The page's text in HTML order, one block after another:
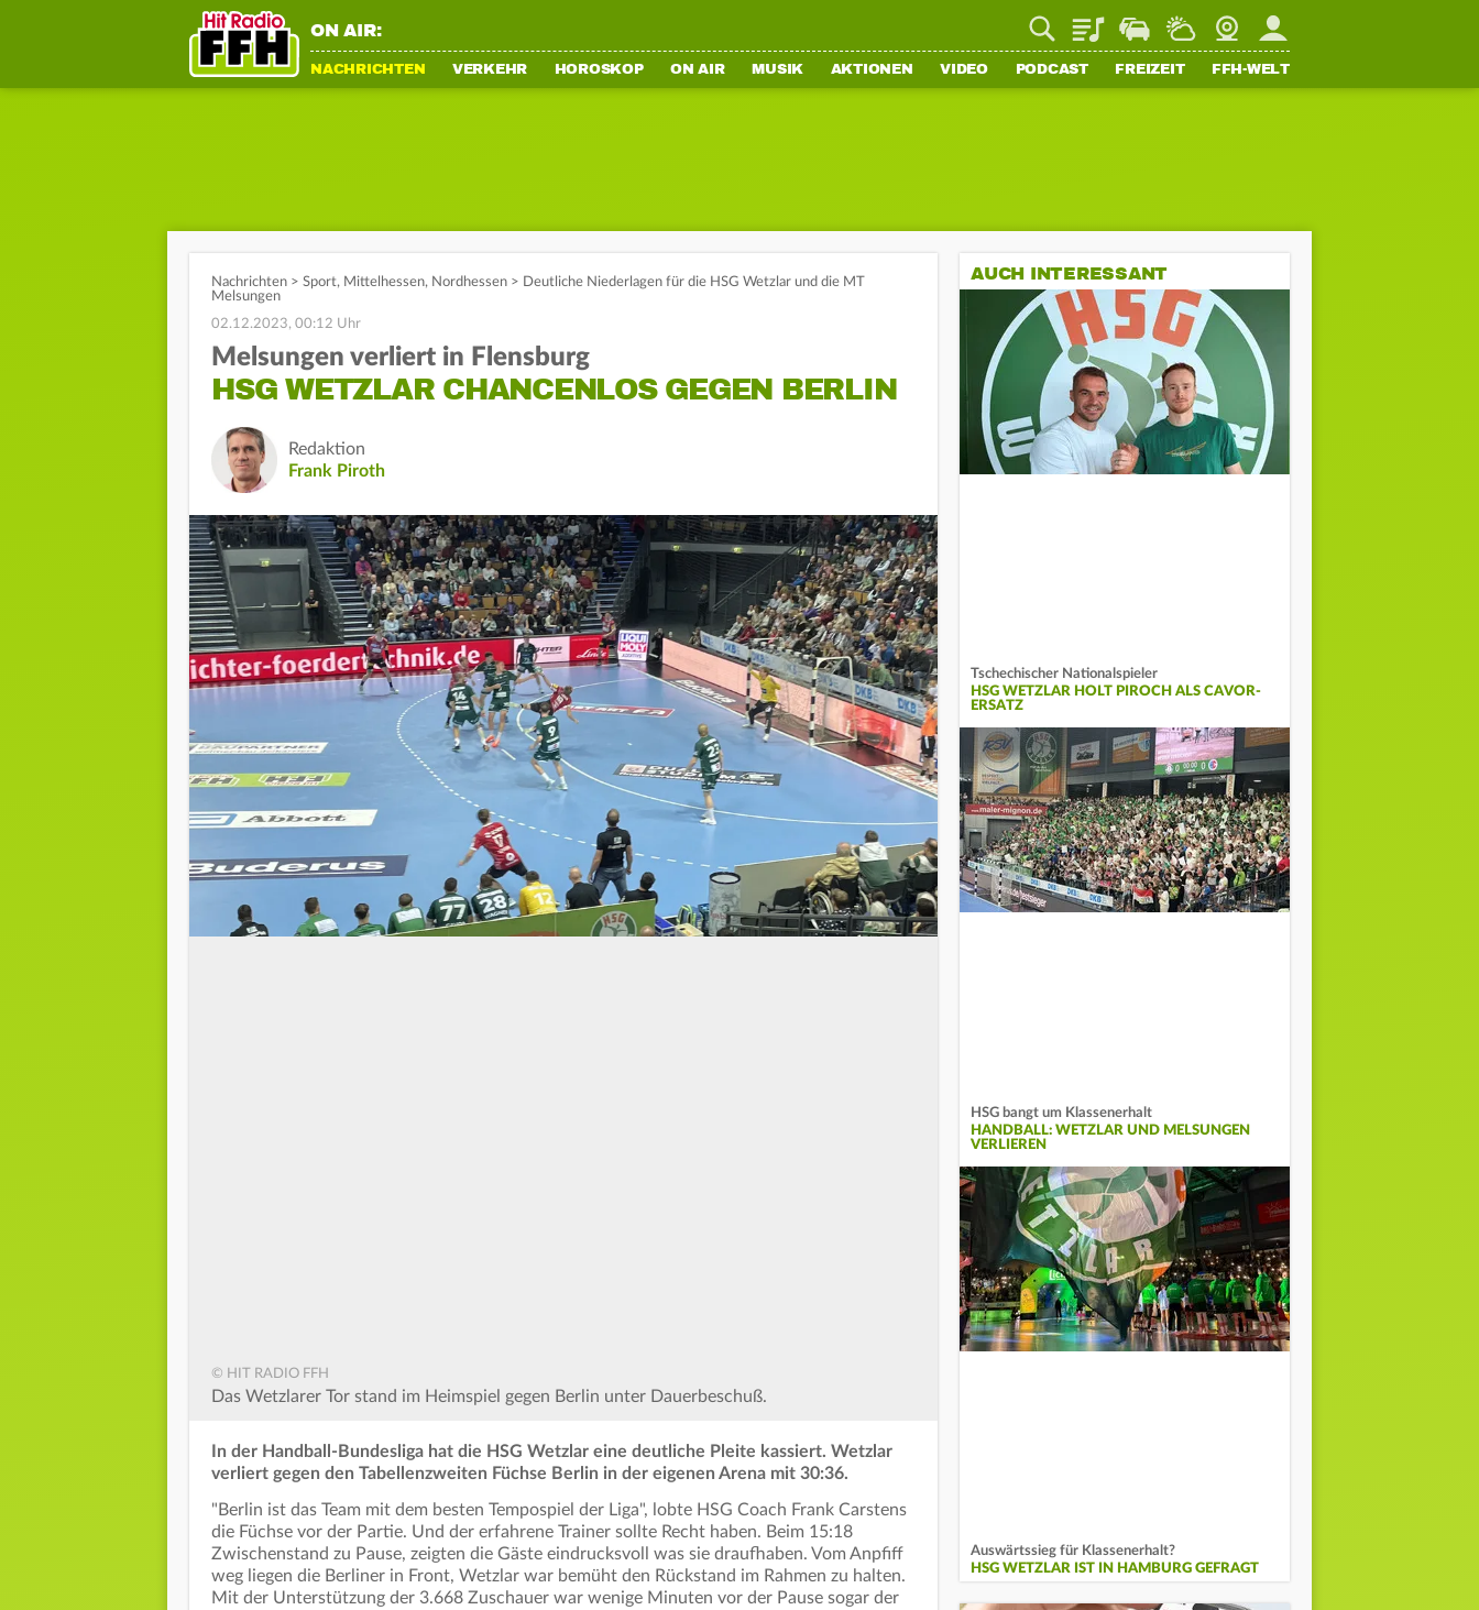
ON AIR: PlaylistStaupilotWetterWebcamMein FFH
NACHRICHTEN VERKEHR HOROSKOP ON AIR MUSIK AKTIONEN VIDEO PODCAST FREIZEIT FFH-WELT
Nachrichten > Sport, Mittelhessen, Nordhessen > Deutliche Niederlagen für die HSG Wetzlar und die MT
Melsungen
02.12.2023, 00:12 Uhr
Melsungen verliert in Flensburg
HSG WETZLAR CHANCENLOS GEGEN BERLIN
Redaktion
Frank Piroth
© HIT RADIO FFH
Das Wetzlarer Tor stand im Heimspiel gegen Berlin unter Dauerbeschuß.
In der Handball-Bundesliga hat die HSG Wetzlar eine deutliche Pleite kassiert. Wetzlar
verliert gegen den Tabellenzweiten Füchse Berlin in der eigenen Arena mit 30:36.
"Berlin ist das Team mit dem besten Tempospiel der Liga", lobte HSG Coach Frank Carstens
die Füchse vor der Partie. Und der erfahrene Trainer sollte Recht haben. Beim 15:18
Zwischenstand zu Pause, zeigten die Gäste eindrucksvoll was sie draufhaben. Vom Anpfiff
weg liegen die Berliner in Front, Wetzlar war bemüht den Rückstand im Rahmen zu halten.
Mit der Unterstützung der 3.668 Zuschauer war wenige Minuten vor der Pause sogar der
AUCH INTERESSANT
Tschechischer Nationalspieler
HSG WETZLAR HOLT PIROCH ALS CAVOR-
ERSATZ
HSG bangt um Klassenerhalt
HANDBALL: WETZLAR UND MELSUNGEN
VERLIEREN
Auswärtssieg für Klassenerhalt?
HSG WETZLAR IST IN HAMBURG GEFRAGT